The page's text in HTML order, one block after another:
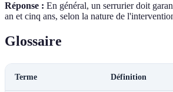
Réponse : En général, un serrurier doit
an et cinq ans, selon la nature de
Glossaire
Terme Définition